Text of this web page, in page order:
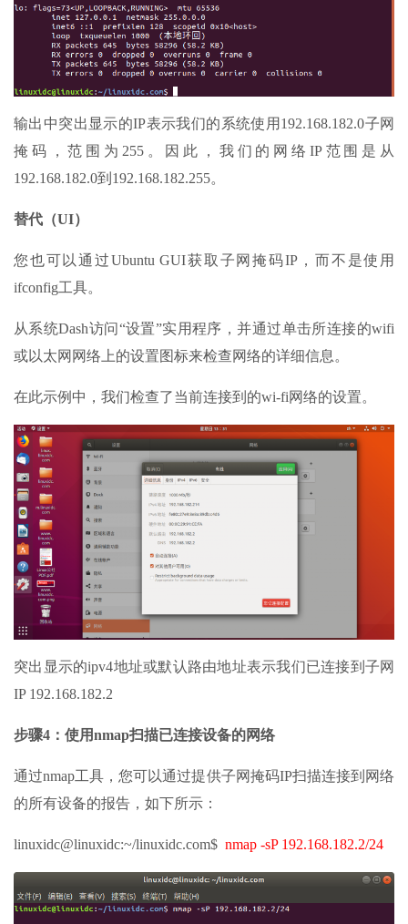
输出中突出显示的IP表示我们的系统使用192.168.182.0子网
掩码，范围为255。因此，我们的网络IP范围是从
192.168.182.0到192.168.182.255。
替代（UI）
您也可以通过Ubuntu GUI获取子网掩码IP，而不是使用
ifconfig工具。
从系统Dash访问“设置”实用程序，并通过单击所连接的wifi
或以太网网络上的设置图标来检查网络的详细信息。
在此示例中，我们检查了当前连接到的wi-fi网络的设置。
突出显示的ipv4地址或默认路由地址表示我们已连接到子网
IP 192.168.182.2
步骤4：使用nmap扫描已连接设备的网络
通过nmap工具，您可以通过提供子网掩码IP扫描连接到网络
的所有设备的报告，如下所示：
linuxidc@linuxidc:~/linuxidc.com$ nmap -sP 192.168.182.2/24